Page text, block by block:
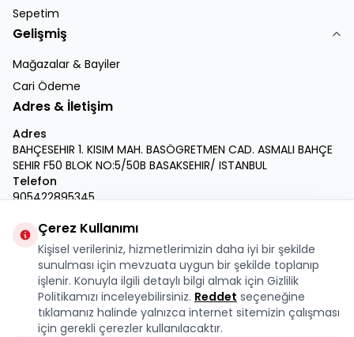
Sepetim
Gelişmiş
Mağazalar & Bayiler
Cari Ödeme
Adres & İletişim
Adres
BAHÇESEHIR 1. KISIM MAH. BASÖGRETMEN CAD. ASMALI BAHÇE
SEHIR F50 BLOK NO:5/50B BASAKSEHIR/ ISTANBUL
Telefon
905422895345
info@krmdukkan.com
Facebook
X İnstagram
YoutubeLinkedin
Çerez Kullanımı
Kişisel verileriniz, hizmetlerimizin daha iyi bir şekilde
sunulması için mevzuata uygun bir şekilde toplanıp
işlenir. Konuyla ilgili detaylı bilgi almak için Gizlilik
Politikamızı inceleyebilirsiniz. Reddet seçeneğine
tıklamanız halinde yalnızca internet sitemizin çalışması
için gerekli çerezler kullanılacaktır.